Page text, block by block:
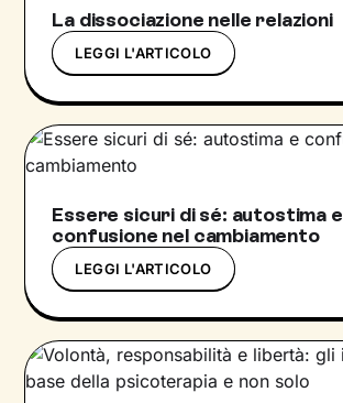
La dissociazione nelle relazioni
LEGGI L'ARTICOLO
Essere sicuri di sé: autostima e
confusione nel cambiamento
LEGGI L'ARTICOLO